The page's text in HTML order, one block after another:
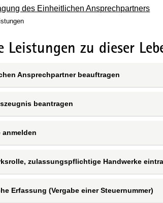
des Einheitlichen Ansprechpartners
Leistungen zu dieser
Ansprechpartner beauftragen
beantragen
anmelden
zulassungspflichtige Handwerke
Erfassung (Vergabe einer Steuernummer)